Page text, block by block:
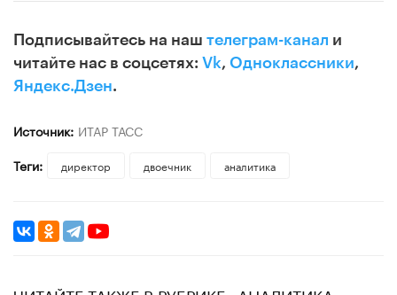
Подписывайтесь на наш телеграм-канал и
читайте нас в соцсетях: Vk, Одноклассники,
Яндекс.Дзен.
Источник: ИТАР ТАСС
Теги:
директор двоечник аналитика